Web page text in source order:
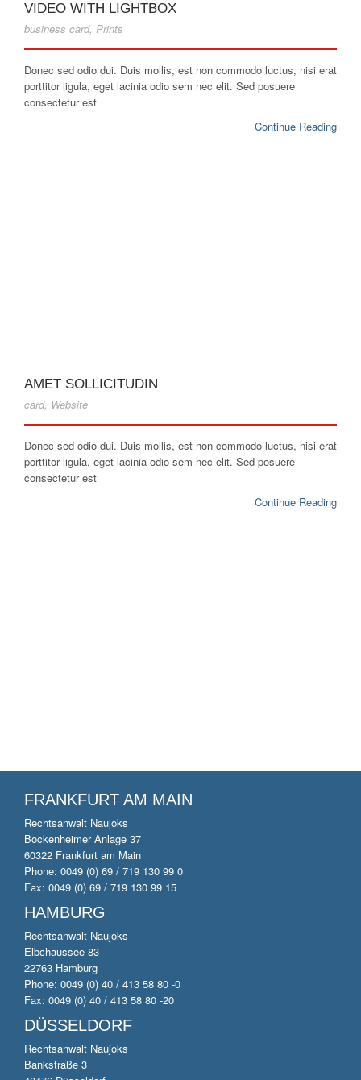
VIDEO WITH LIGHTBOX
business card, Prints
Donec sed odio dui. Duis mollis, est non commodo luctus, nisi erat
porttitor ligula, eget lacinia odio sem nec elit. Sed posuere
consectetur est
Continue Reading
AMET SOLLICITUDIN
card, Website
Donec sed odio dui. Duis mollis, est non commodo luctus, nisi erat
porttitor ligula, eget lacinia odio sem nec elit. Sed posuere
consectetur est
Continue Reading
FRANKFURT AM MAIN
Rechtsanwalt Naujoks
Bockenheimer Anlage 37
60322 Frankfurt am Main
Phone: 0049 (0) 69 / 719 130 99 0
Fax: 0049 (0) 69 / 719 130 99 15
HAMBURG
Rechtsanwalt Naujoks
Elbchaussee 83
22763 Hamburg
Phone: 0049 (0) 40 / 413 58 80 -0
Fax: 0049 (0) 40 / 413 58 80 -20
DÜSSELDORF
Rechtsanwalt Naujoks
Bankstraße 3